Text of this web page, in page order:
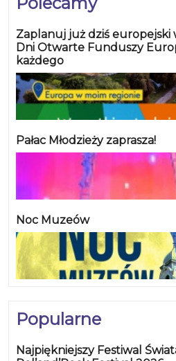
Zaplanuj już dziś europejski
Dni Otwarte Funduszy
każdego
Pałac Młodzieży zaprasza!
Noc Muzeów
Popularne
Najpiękniejszy Festiwal